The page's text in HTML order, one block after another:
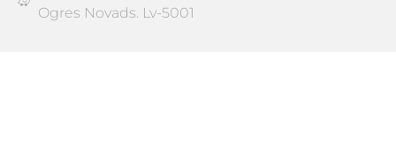
Ogres Novads. Lv-5001